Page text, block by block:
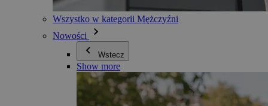
Wszystko w kategorii Mężczyźni
Nowości
Wstecz
Show more